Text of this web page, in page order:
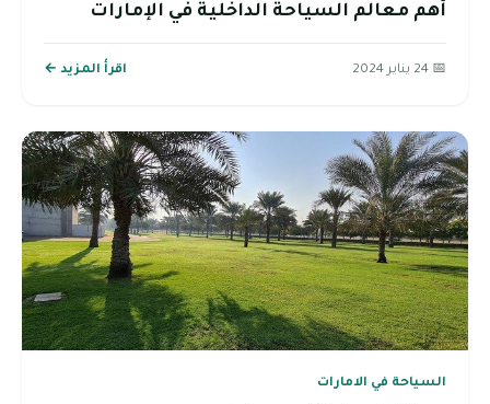
أهم معالم السياحة الداخلية في الإمارات
📅 24 يناير 2024 اقرأ المزيد ←
السياحة في الامارات